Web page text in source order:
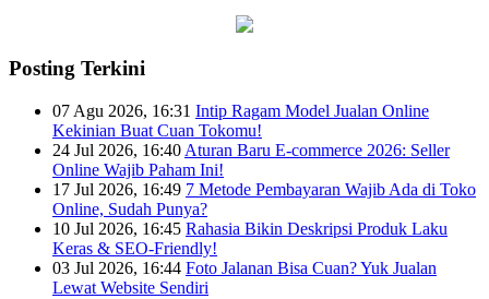
Posting Terkini
07 Agu 2026, 16:31 Intip Ragam Model Jualan Online
Kekinian Buat Cuan Tokomu!
24 Jul 2026, 16:40 Aturan Baru E-commerce 2026: Seller
Online Wajib Paham Ini!
17 Jul 2026, 16:49 7 Metode Pembayaran Wajib Ada di Toko
Online, Sudah Punya?
10 Jul 2026, 16:45 Rahasia Bikin Deskripsi Produk Laku
Keras & SEO-Friendly!
03 Jul 2026, 16:44 Foto Jalanan Bisa Cuan? Yuk Jualan
Lewat Website Sendiri